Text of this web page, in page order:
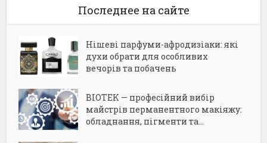
Последнее на сайте
Нішеві парфуми-афродизіаки: які
духи обрати для особливих
вечорів та побачень
BIOTEK — професійний вибір
майстрів перманентного макіяжу:
обладнання, пігменти та...